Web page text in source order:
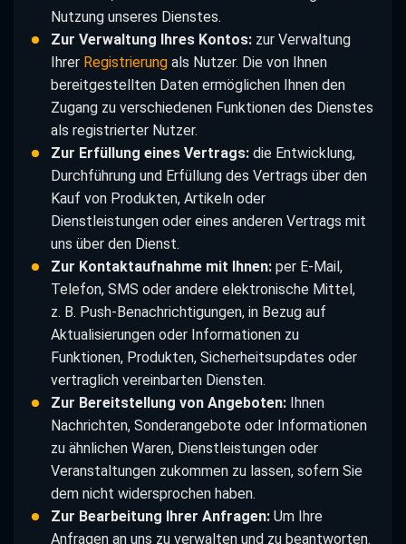
Nutzung unseres Dienstes.
Zur Verwaltung Ihres Kontos:zur Verwaltung
Ihrer Registrierungals Nutzer. Die von Ihnen
bereitgestellten Daten ermöglichen Ihnen den
Zugang zu verschiedenen Funktionen des Dienstes
als registrierter Nutzer.
Zur Erfüllung eines Vertrags:die Entwicklung,
Durchführung und Erfüllung des Vertrags über den
Kauf von Produkten, Artikeln oder
Dienstleistungen oder eines anderen Vertrags mit
uns über den Dienst.
Zur Kontaktaufnahme mit Ihnen:per E-Mail,
Telefon, SMS oder andere elektronische Mittel,
z. B. Push-Benachrichtigungen, in Bezug auf
Aktualisierungen oder Informationen zu
Funktionen, Produkten, Sicherheitsupdates oder
vertraglich vereinbarten Diensten.
Zur Bereitstellung von Angeboten:Ihnen
Nachrichten, Sonderangebote oder Informationen
zu ähnlichen Waren, Dienstleistungen oder
Veranstaltungen zukommen zu lassen, sofern Sie
dem nicht widersprochen haben.
Zur Bearbeitung Ihrer Anfragen:Um Ihre
Anfragen an uns zu verwalten und zu beantworten.